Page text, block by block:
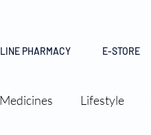
PHARMACY E-STORE
Medicines Lifestyle